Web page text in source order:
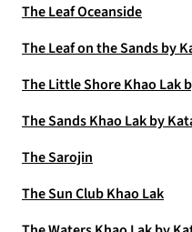
The Leaf Oceanside
The Leaf on the Sands by
The Little Shore Khao Lak
The Sands Khao Lak by
The Sarojin
The Sun Club Khao Lak